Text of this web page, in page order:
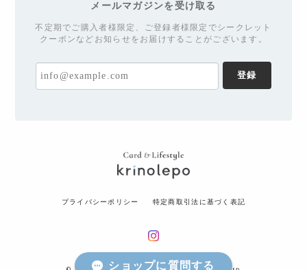
メールマガジンを受け取る
不定期でご購入者様限定、ご登録者様限定でシークレット
クーポンなどお知らせをお届けすることがございます。
登録
プライバシーポリシー 特定商取引法に基づく表記
ショップに質問する